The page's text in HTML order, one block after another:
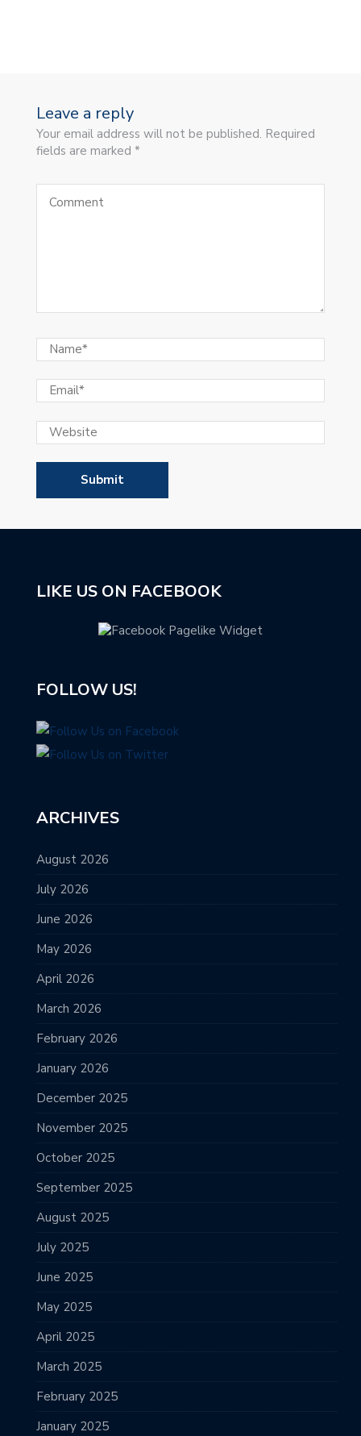
Leave a reply
Your email address will not be published. Required
fields are marked *
LIKE US ON FACEBOOK
FOLLOW US!
ARCHIVES
August 2026
July 2026
June 2026
May 2026
April 2026
March 2026
February 2026
January 2026
December 2025
November 2025
October 2025
September 2025
August 2025
July 2025
June 2025
May 2025
April 2025
March 2025
February 2025
January 2025